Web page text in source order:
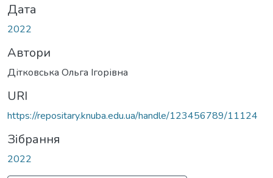
Дата
2022
Автори
Дітковська Ольга Ігорівна
URI
https://repositary.knuba.edu.ua/handle/123456789/11124
Зібрання
2022